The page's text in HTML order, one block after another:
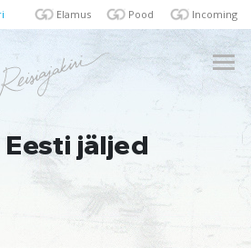
Elamus Pood Incoming
jäljed